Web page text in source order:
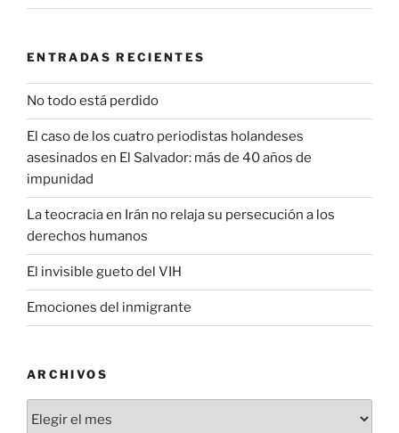
ENTRADAS RECIENTES
No todo está perdido
El caso de los cuatro periodistas holandeses
asesinados en El Salvador: más de 40 años de
impunidad
La teocracia en Irán no relaja su persecución a los
derechos humanos
El invisible gueto del VIH
Emociones del inmigrante
ARCHIVOS